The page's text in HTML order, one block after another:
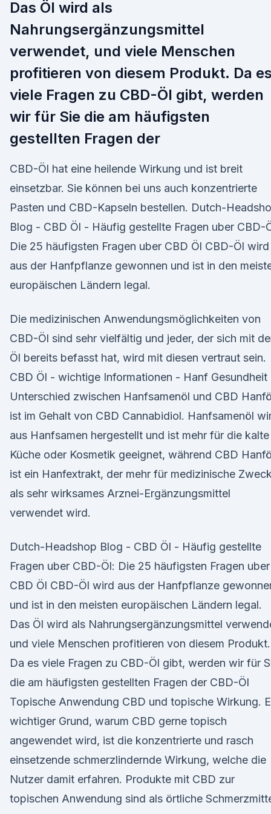
Das Öl wird als
Nahrungsergänzungsmittel
verwendet, und viele Menschen
profitieren von diesem Produkt. Da es
viele Fragen zu CBD-Öl gibt, werden
wir für Sie die am häufigsten
gestellten Fragen der
CBD-Öl hat eine heilende Wirkung und ist breit
einsetzbar. Sie können bei uns auch konzentrierte
Pasten und CBD-Kapseln bestellen. Dutch-
Blog - CBD Öl - Häufig gestellte Fragen uber CBD-
Die 25 häufigsten Fragen uber CBD Öl CBD-Öl wird
aus der Hanfpflanze gewonnen und ist in den
europäischen Ländern legal.
Die medizinischen Anwendungsmöglichkeiten von
CBD-Öl sind sehr vielfältig und jeder, der sich mit
Öl bereits befasst hat, wird mit diesen vertraut sein.
CBD Öl - wichtige Informationen - Hanf Gesundheit
Unterschied zwischen Hanfsamenöl und CBD
ist im Gehalt von CBD Cannabidiol. Hanfsamenöl
aus Hanfsamen hergestellt und ist mehr für die kalte
Küche oder Kosmetik geeignet, während CBD
ist ein Hanfextrakt, der mehr für medizinische
als sehr wirksames Arznei-Ergänzungsmittel
verwendet wird.
Dutch-Headshop Blog - CBD Öl - Häufig gestellte
Fragen uber CBD-Öl: Die 25 häufigsten Fragen uber
CBD Öl CBD-Öl wird aus der Hanfpflanze
und ist in den meisten europäischen Ländern legal.
Das Öl wird als Nahrungsergänzungsmittel
und viele Menschen profitieren von diesem Produkt.
Da es viele Fragen zu CBD-Öl gibt, werden wir für
die am häufigsten gestellten Fragen der CBD-Öl
Topische Anwendung CBD und topische Wirkung.
wichtiger Grund, warum CBD gerne topisch
angewendet wird, ist die konzentrierte und rasch
einsetzende schmerzlindernde Wirkung, welche die
Nutzer damit erfahren. Produkte mit CBD zur
topischen Anwendung sind als örtliche